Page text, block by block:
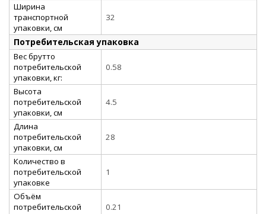
Ширина
транспортной
упаковки, см
32
Потребительская упаковка
Вес брутто
потребительской
упаковки, кг:
0.58
Высота
потребительской
упаковки, см
4.5
Длина
потребительской
упаковки, см
28
Количество в
потребительской
упаковке
1
Объём
потребительской
0.21